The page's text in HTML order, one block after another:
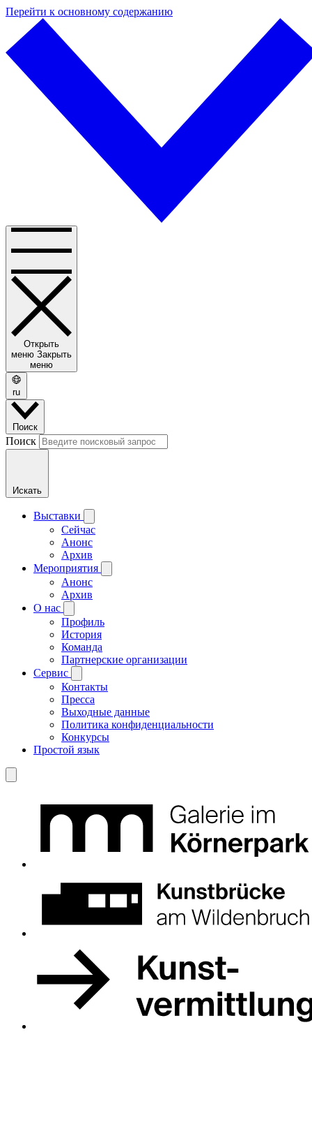
Перейти к основному содержанию
Открыть
меню Закрыть
меню
ru
Поиск
Поиск
Искать
Выставки
Сейчас
Анонс
Архив
Мероприятия
Анонс
Архив
О нас
Профиль
История
Команда
Партнерские организации
Сервис
Контакты
Пресса
Выходные данные
Политика конфиденциальности
Конкурсы
Простой язык